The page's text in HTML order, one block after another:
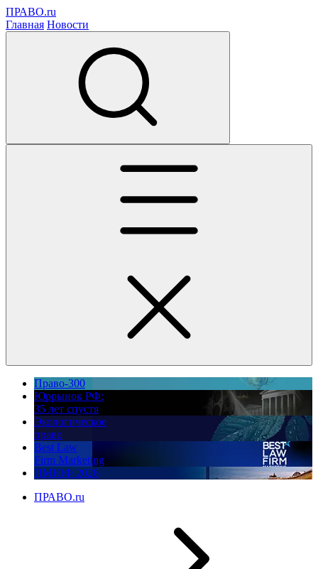
ПРАВО.ru
Главная Новости
Право-300
Юррынок РФ:
35 лет спустя
Экологическое
право
Best Law
Firm Marketing
ПМЮФ 2026
ПРАВО.ru